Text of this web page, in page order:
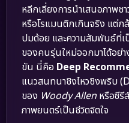
หลีกเลี่ยงการนำเสนอภาพช
หรือโรแมนติกเกินจริง แต่ก
ปมด้อย และความสัมพันธ์
ของคนรุ่นใหม่ออกมาได้อย่
ขัน นี่คือ Deep
แนวสนทนาชิงไหวชิงพริบ
ของ Woody Allenหรือซีรีส์
ภาพยนตร์เป็นชีวิตจิตใจ